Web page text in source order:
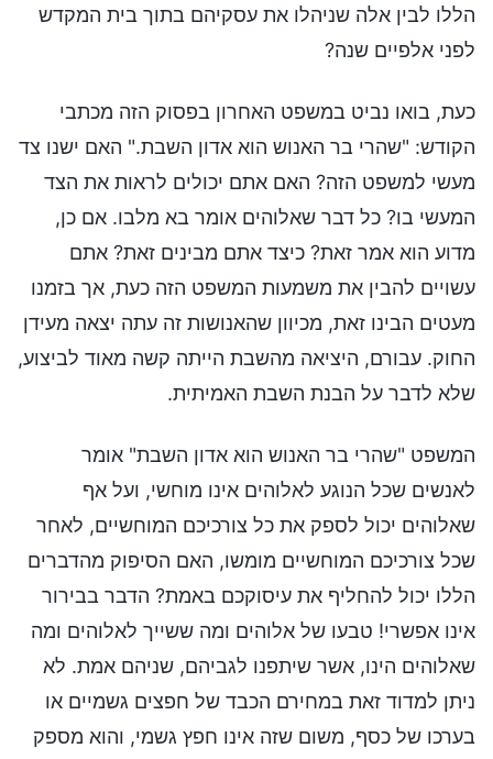
הללו לבין אלה שניהלו את עסקיהם בתוך בית המקדש
לפני אלפיים שנה?
כעת, בואו נביט במשפט האחרון בפסוק הזה מכתבי
הקודש: "שהרי בר האנוש הוא אדון השבת." האם ישנו צד
מעשי למשפט הזה? האם אתם יכולים לראות את הצד
המעשי בו? כל דבר שאלוהים אומר בא מלבו. אם כן,
מדוע הוא אמר זאת? כיצד אתם מבינים זאת? אתם
עשויים להבין את משמעות המשפט הזה כעת, אך בזמנו
מעטים הבינו זאת, מכיוון שהאנושות זה עתה יצאה מעידן
החוק. עבורם, היציאה מהשבת הייתה קשה מאוד לביצוע,
שלא לדבר על הבנת השבת האמיתית.
המשפט "שהרי בר האנוש הוא אדון השבת" אומר
לאנשים שכל הנוגע לאלוהים אינו מוחשי, ועל אף
שאלוהים יכול לספק את כל צורכיכם המוחשיים, לאחר
שכל צורכיכם המוחשיים מומשו, האם הסיפוק מהדברים
הללו יכול להחליף את עיסוקכם באמת? הדבר בבירור
אינו אפשרי! טבעו של אלוהים ומה ששייך לאלוהים ומה
שאלוהים הינו, אשר שיתפנו לגביהם, שניהם אמת. לא
ניתן למדוד זאת במחירם הכבד של חפצים גשמיים או
בערכו של כסף, משום שזה אינו חפץ גשמי, והוא מספק